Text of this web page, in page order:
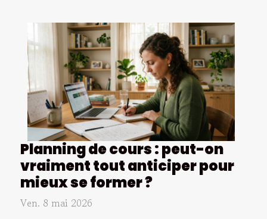
Planning de cours : peut-on
vraiment tout anticiper pour
mieux se former ?
Ven. 8 mai 2026